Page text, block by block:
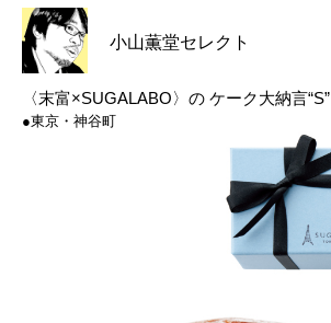
小山薫堂セレクト
〈末富×SUGALABO〉の ケーク大納言“S”
●東京・神谷町